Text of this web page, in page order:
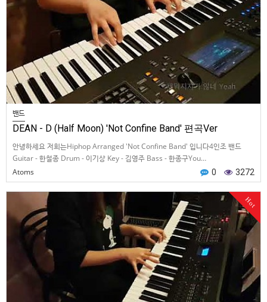
밴드
DEAN - D (Half Moon) 'Not Confine Band' 편곡Ver
안녕하세요 저희는Hiphop Arranged 'Not Confine Band' 입니다4인조 밴드
Guitar - 한철종 Drum - 이기상 Key - 김영주 Bass - 한종구You…
Atoms
0 3272
Hot